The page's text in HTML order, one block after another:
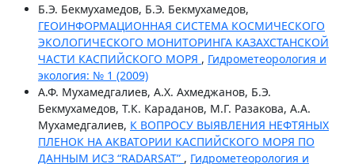
Б.Э. Бекмухамедов, Б.Э. Бекмухамедов,
ГЕОИНФОРМАЦИОННАЯ СИСТЕМА КОСМИЧЕСКОГО
ЭКОЛОГИЧЕСКОГО МОНИТОРИНГА КАЗАХСТАНСКОЙ
ЧАСТИ КАСПИЙСКОГО МОРЯ , Гидрометеорология и
экология: № 1 (2009)
А.Ф. Мухамедгалиев, А.Х. Ахмеджанов, Б.Э.
Бекмухамедов, Т.К. Караданов, М.Г. Разакова, А.А.
Мухамедгалиев, К ВОПРОСУ ВЫЯВЛЕНИЯ НЕФТЯНЫХ
ПЛЕНОК НА АКВАТОРИИ КАСПИЙСКОГО МОРЯ ПО
ДАННЫМ ИСЗ “RADARSAT” , Гидрометеорология и